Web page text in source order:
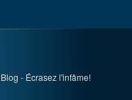
- Écrasez l'infâme!